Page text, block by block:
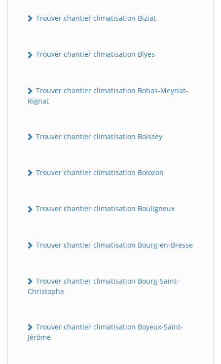
Trouver chantier climatisation Biziat
Trouver chantier climatisation Blyes
Trouver chantier climatisation Bohas-Meyriat-
Rignat
Trouver chantier climatisation Boissey
Trouver chantier climatisation Bolozon
Trouver chantier climatisation Bouligneux
Trouver chantier climatisation Bourg-en-Bresse
Trouver chantier climatisation Bourg-Saint-
Christophe
Trouver chantier climatisation Boyeux-Saint-
Jérôme